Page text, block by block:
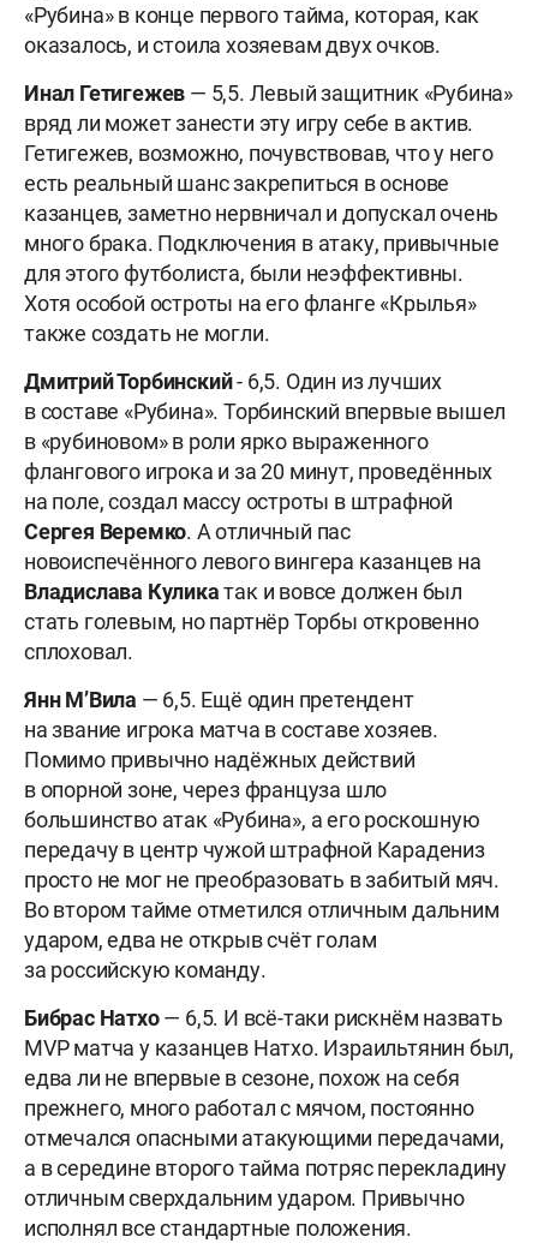
«Рубина» в конце первого тайма, которая, как
оказалось, и стоила хозяевам двух очков.
Инал Гетигежев — 5,5. Левый защитник «Рубина»
вряд ли может занести эту игру себе в актив.
Гетигежев, возможно, почувствовав, что у него
есть реальный шанс закрепиться в основе
казанцев, заметно нервничал и допускал очень
много брака. Подключения в атаку, привычные
для этого футболиста, были неэффективны.
Хотя особой остроты на его фланге «Крылья»
также создать не могли.
Дмитрий Торбинский- 6,5. Один из лучших
в составе «Рубина». Торбинский впервые вышел
в «рубиновом» в роли ярко выраженного
флангового игрока и за 20 минут, проведённых
на поле, создал массу остроты в штрафной
Сергея Веремко. А отличный пас
новоиспечённого левого вингера казанцев на
Владислава Куликатак и вовсе должен был
стать голевым, но партнёр Торбы откровенно
сплоховал.
Янн М’Вила — 6,5. Ещё один претендент
на звание игрока матча в составе хозяев.
Помимо привычно надёжных действий
в опорной зоне, через француза шло
большинство атак «Рубина», а его роскошную
передачу в центр чужой штрафной Карадениз
просто не мог не преобразовать в забитый мяч.
Во втором тайме отметился отличным дальним
ударом, едва не открыв счёт голам
за российскую команду.
Бибрас Натхо— 6,5. И всё-таки рискнём назвать
MVP матча у казанцев Натхо. Израильтянин был,
едва ли не впервые в сезоне, похож на себя
прежнего, много работал с мячом, постоянно
отмечался опасными атакующими передачами,
а в середине второго тайма потряс перекладину
отличным сверхдальним ударом. Привычно
исполнял все стандартные положения.